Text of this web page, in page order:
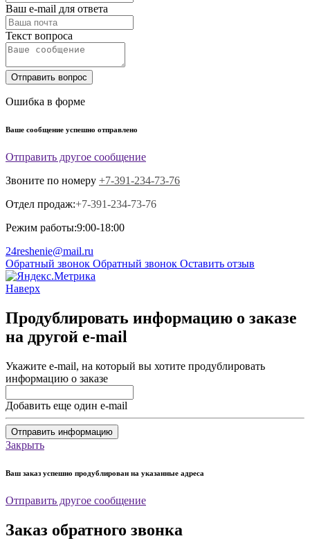
Ваш e-mail для ответа
Текст вопроса
Отправить вопрос
Ошибка в форме
Ваше сообщение успешно отправлено
Отправить другое сообщение
Звоните по номеру +7-391-234-73-76
Отдел продаж:+7-391-234-73-76
Режим работы:9:00-18:00
24reshenie@mail.ru
Обратный звонок Обратный звонок Оставить отзыв
Наверх
Продублировать информацию о заказе
на другой e-mail
Укажите e-mail, на который вы хотите продублировать
информацию о заказе
Добавить еще один e-mail
Отправить информацию
Закрыть
Ваш заказ успешно продублирован на указанные адреса
Отправить другое сообщение
Заказ обратного звонка